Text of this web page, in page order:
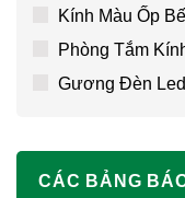
Kính Màu Ốp
Phòng Tắm
Gương Đèn Led
CÁC BẢNG